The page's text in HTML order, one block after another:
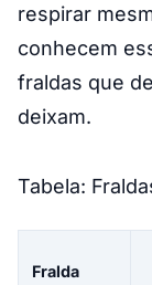
respirar
conhecem
fraldas que
deixam.
Tabela:
Fralda